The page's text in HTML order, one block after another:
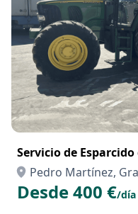
Servicio de
Pedro Martínez,
Desde 400 €/día